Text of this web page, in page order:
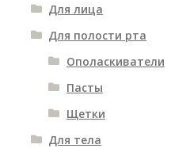
Для лица
Для полости рта
Ополаскиватели
Пасты
Щетки
Для тела